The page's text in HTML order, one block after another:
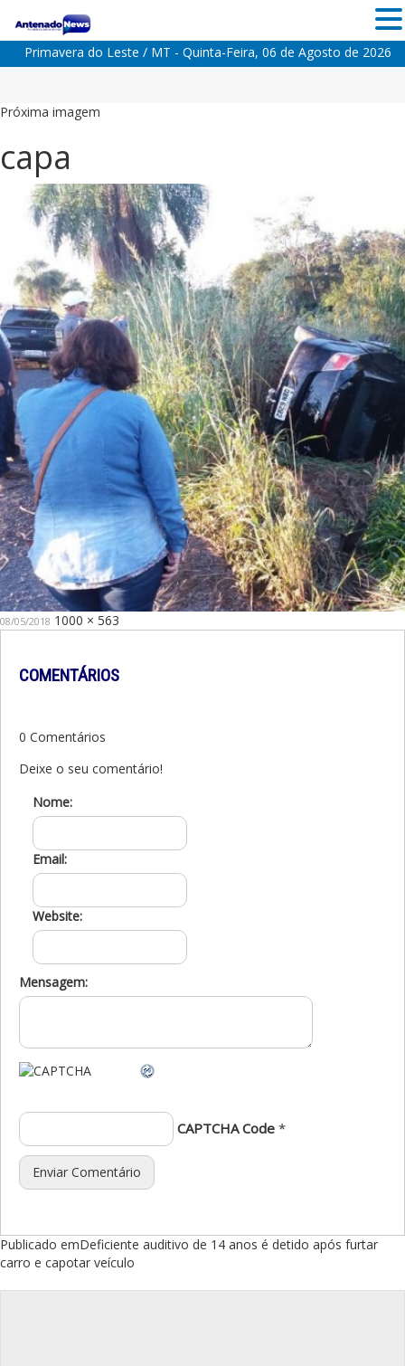
Primavera do Leste / MT - Quinta-Feira, 06 de Agosto de 2026
Próxima imagem
capa
Publicado
08/05/2018 Tamanho
1000 × 563
COMENTÁRIOS
0 Comentários
Deixe o seu comentário!
Nome:
Email:
Website:
Mensagem:
CAPTCHA Code *
Navegação
de
Publicado emDeficiente auditivo de 14 anos é detido após furtar
carro e capotar veículo